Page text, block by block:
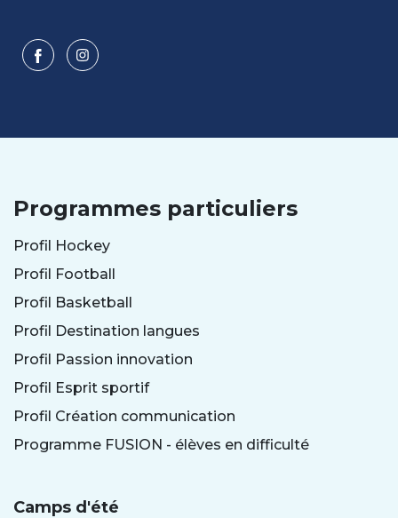
Programmes particuliers
Profil Hockey
Profil Football
Profil Basketball
Profil Destination langues
Profil Passion innovation
Profil Esprit sportif
Profil Création communication
Programme FUSION - élèves en difficulté
Camps d'été